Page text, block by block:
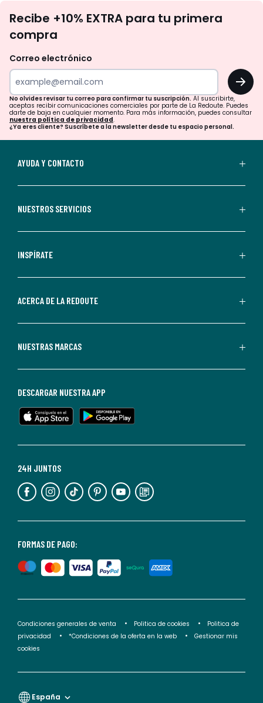
te
tu
para
confirmar
tu
suscripción.
aceptas
comerciales
personalizadas
parte
Redoute.
de
en
cualquier
Para
información,
puedes
nuestra
de
privacidad</2>.
Recibe +10% EXTRA para tu primera
compra
Correo electrónico
OK
No olvides revisar tu correo para confirmar tu suscripción. Al suscribirte,
aceptas recibir comunicaciones comerciales por parte de La Redoute. Puedes
darte de baja en cualquier momento. Para más información, puedes consultar
nuestra política de privacidad.
¿Ya eres cliente? Suscríbete a la newsletter desde tu espacio personal.
AYUDA Y CONTACTO
NUESTROS SERVICIOS
INSPÍRATE
ACERCA DE LA REDOUTE
NUESTRAS MARCAS
FORMAS DE PAGO:
24H JUNTOS
DESCARGAR NUESTRA APP
Condiciones generales de venta Politica de cookies
Politica de
privacidad
*Condiciones de la oferta en la web
Gestionar mis
cookies
España